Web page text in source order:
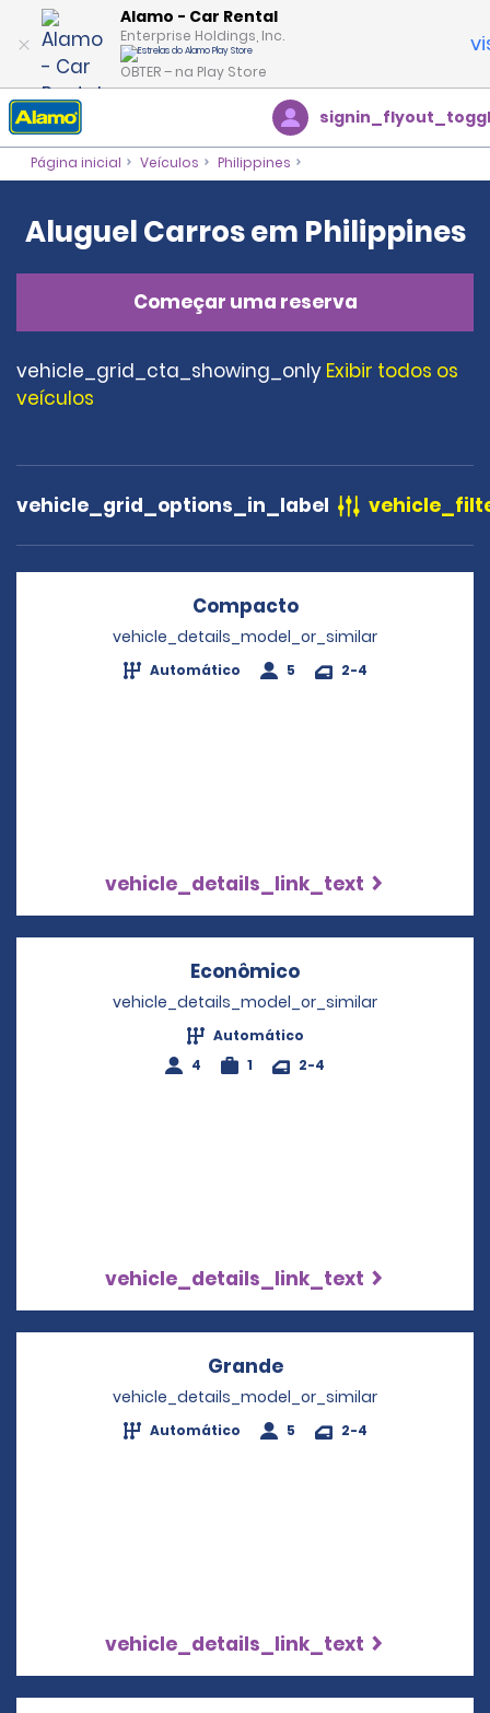
Alamo - Car Rental
Enterprise Holdings, Inc.
OBTER – na Play Store
Página inicial Veículos Philippines
Aluguel Carros em Philippines
Começar uma reserva
vehicle_grid_cta_showing_only Exibir todos os
veículos
vehicle_grid_options_in_label
CompactoOpens in a new
vehicle_details_model_or_similar
Automático 5 2-4
vehicle_details_link_text
Econômico
vehicle_details_model_or_similar
Automático
4
1 2-4
vehicle_details_link_text
GrandeOpens in a new
vehicle_details_model_or_similar
Automático 5 2-4
vehicle_details_link_text